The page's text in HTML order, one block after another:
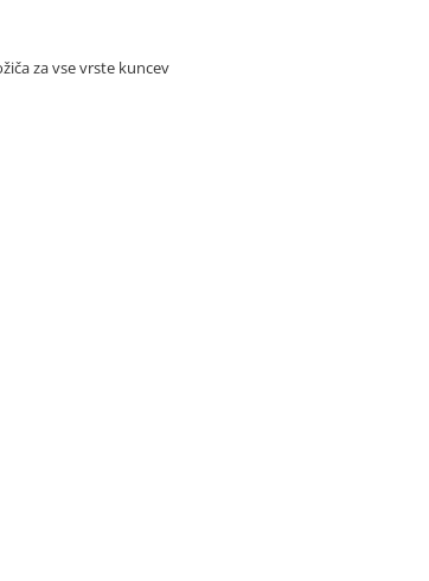
za vse vrste kuncev